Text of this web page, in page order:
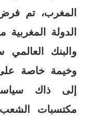
المغرب، تم
الدولة
وخيمة خاصة
إلى ذاك
مكتسبات